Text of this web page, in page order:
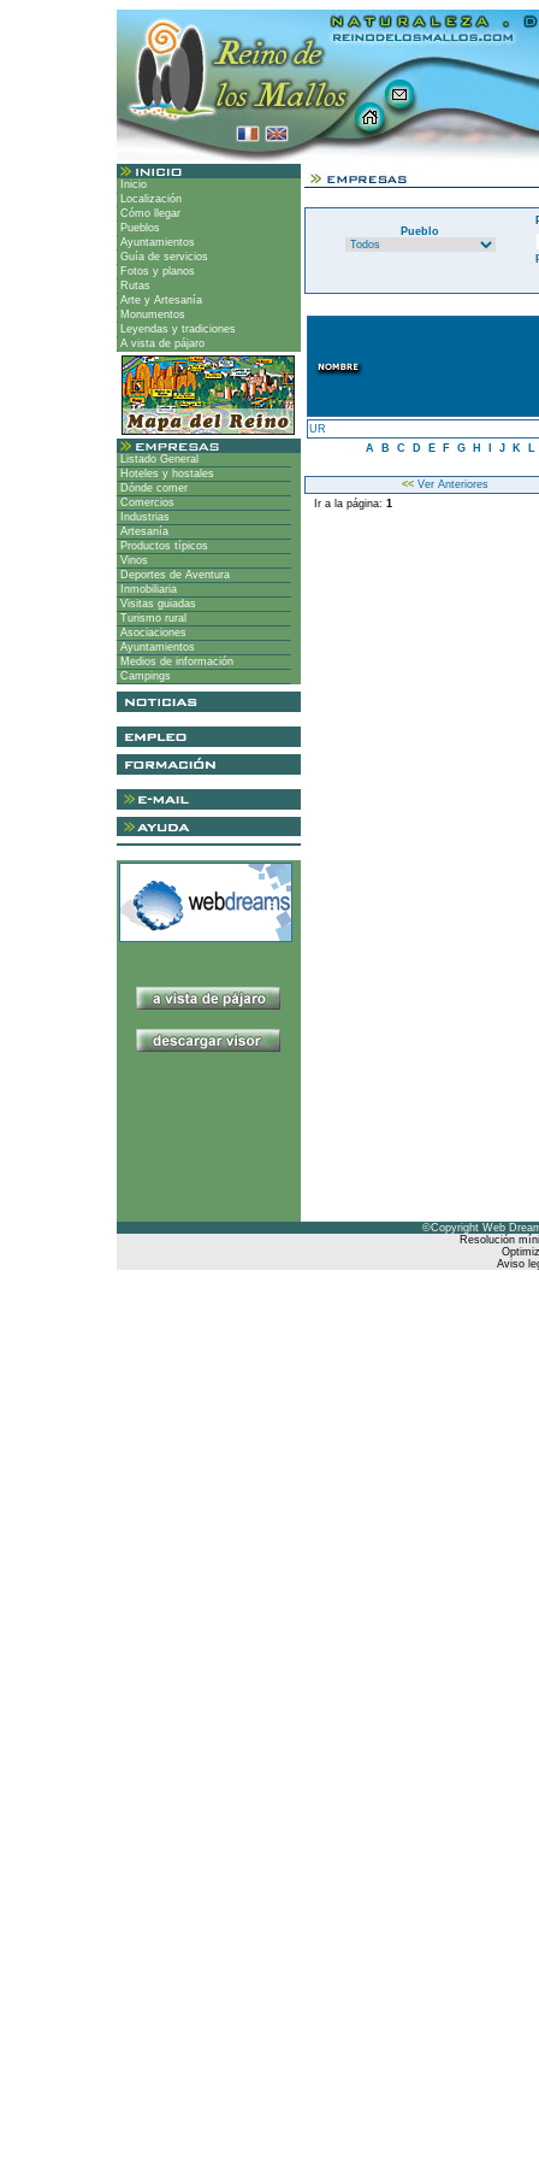
Inicio
Localización
Cómo llegar
Pueblos
Ayuntamientos
Guía de servicios
Fotos y planos
Rutas
Arte y Artesanía
Monumentos
Leyendas y tradiciones
A vista de pájaro
Listado General
Hoteles y hostales
Dónde comer
Comercios
Industrias
Artesanía
Productos típicos
Vinos
Deportes de Aventura
Inmobiliaria
Visitas guiadas
Turismo rural
Asociaciones
Ayuntamientos
Medios de información
Campings
Pueblo
UR
A
B C D E F G H J K L
<<Ver Anteriores
Ir a la página: 1
©Copyright Web
Resolución
Aviso